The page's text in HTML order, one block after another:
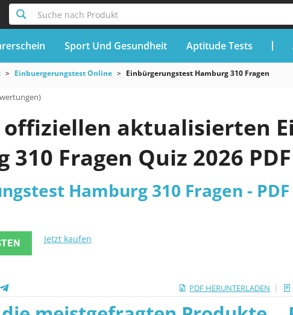
Suche nach Produkt
Sport Und Gesundheit Aptitude Tests
Einbuergerungstest Online Einbürgerungstest Hamburg 310 Fragen
offiziellen aktualisierten
310 Fragen Quiz 2026
Hamburg 310 Fragen - PDF
Jetzt kaufen
PDF HERUNTERLADEN |